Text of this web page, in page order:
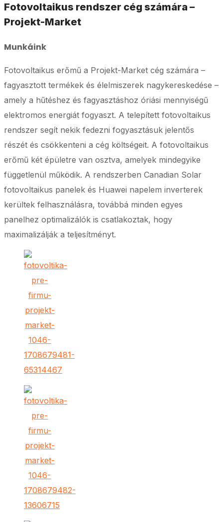
Fotovoltaikus rendszer cég számára –
Projekt-Market
Munkáink
Fotovoltaikus erőmű a Projekt-Market cég számára –
fagyasztott termékek és élelmiszerek nagykereskedése –
amely a hűtéshez és fagyasztáshoz óriási mennyiségű
elektromos energiát fogyaszt. A telepített fotovoltaikus
rendszer segít nekik fedezni fogyasztásuk jelentős
részét és csökkenteni a cég költségeit. A fotovoltaikus
erőmű két épületre van osztva, amelyek mindegyike
függetlenül működik. A rendszerben Canadian Solar
fotovoltaikus panelek és Huawei napelem inverterek
kerültek felhasználásra, továbbá minden egyes
panelhez optimalizálók is csatlakoztak, hogy
maximalizálják a teljesítményt.